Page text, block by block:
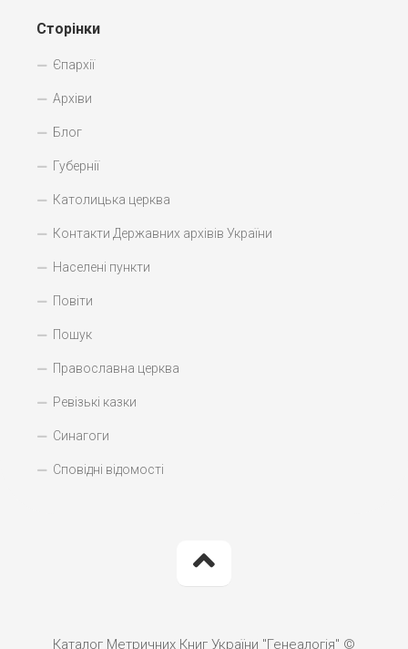
Сторінки
Єпархії
Архіви
Блог
Губернії
Католицька церква
Контакти Державних архівів України
Населені пункти
Повіти
Пошук
Православна церква
Ревізькі казки
Синагоги
Сповідні відомості
Каталог Метричних Книг України "Генеалогія" ©